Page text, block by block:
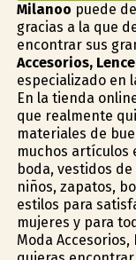
Milanoo puede
gracias a la que
encontrar sus
Accesorios,
especializado en
En la tienda
que realmente
materiales de
muchos artículos
boda, vestidos
niños, zapatos,
estilos para
mujeres y para
Moda Accesorios,